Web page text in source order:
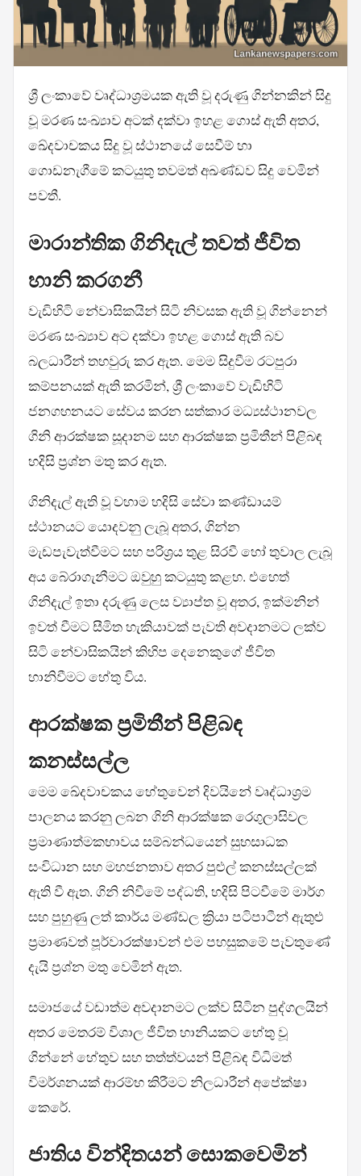
ශ්‍රී ලංකාවේ වෘද්ධාශ්‍රමයක ඇති වූ දරුණු ගින්නකින් සිදු
වූ මරණ සංඛ්‍යාව අටක් දක්වා ඉහළ ගොස් ඇති අතර,
ඛේදවාචකය සිදු වූ ස්ථානයේ සෙවීම් හා
ගොඩනැගීමේ කටයුතු තවමත් අඛණ්ඩව සිදු වෙමින්
පවතී.
මාරාන්තික ගිනිදැල් තවත් ජීවිත
හානි කරගනී
වැඩිහිටි නේවාසිකයින් සිටි නිවසක ඇති වූ ගින්නෙන්
මරණ සංඛ්‍යාව අට දක්වා ඉහළ ගොස් ඇති බව
බලධාරීන් තහවුරු කර ඇත. මෙම සිදුවීම රටපුරා
කම්පනයක් ඇති කරමින්, ශ්‍රී ලංකාවේ වැඩිහිටි
ජනගහනයට සේවය කරන සත්කාර මධ්‍යස්ථානවල
ගිනි ආරක්ෂක සූදානම සහ ආරක්ෂක ප්‍රමිතීන් පිළිබඳ
හදිසි ප්‍රශ්න මතු කර ඇත.
ගිනිදැල් ඇති වූ වහාම හදිසි සේවා කණ්ඩායම්
ස්ථානයට යොදවනු ලැබූ අතර, ගින්න
මැඩපැවැත්වීමට සහ පරිශ්‍රය තුළ සිරවී හෝ තුවාල ලැබූ
අය බේරාගැනීමට ඔවුහු කටයුතු කළහ. එහෙත්
ගිනිදැල් ඉතා දරුණු ලෙස ව්‍යාප්ත වූ අතර, ඉක්මනින්
ඉවත් වීමට සීමිත හැකියාවක් පැවති අවදානමට ලක්ව
සිටි නේවාසිකයින් කිහිප දෙනෙකුගේ ජීවිත
හානිවීමට හේතු විය.
ආරක්ෂක ප්‍රමිතීන් පිළිබඳ
කනස්සල්ල
මෙම ඛේදවාචකය හේතුවෙන් දිවයිනේ වෘද්ධාශ්‍රම
පාලනය කරනු ලබන ගිනි ආරක්ෂක රෙගුලාසිවල
ප්‍රමාණාත්මකභාවය සම්බන්ධයෙන් සුභසාධක
සංවිධාන සහ මහජනතාව අතර පුළුල් කනස්සල්ලක්
ඇති වී ඇත. ගිනි නිවීමේ පද්ධති, හදිසි පිටවීමේ මාර්ග
සහ පුහුණු ලත් කාර්ය මණ්ඩල ක්‍රියා පටිපාටීන් ඇතුළු
ප්‍රමාණවත් පූර්වාරක්ෂාවන් එම පහසුකමේ පැවතුණේ
දැයි ප්‍රශ්න මතු වෙමින් ඇත.
සමාජයේ වඩාත්ම අවදානමට ලක්ව සිටින පුද්ගලයින්
අතර මෙතරම් විශාල ජීවිත හානියකට හේතු වූ
ගින්නේ හේතුව සහ තත්ත්වයන් පිළිබඳ විධිමත්
විමර්ශනයක් ආරම්භ කිරීමට නිලධාරීන් අපේක්ෂා
කෙරේ.
ජාතිය වින්දිතයන් සොකවෙමින්